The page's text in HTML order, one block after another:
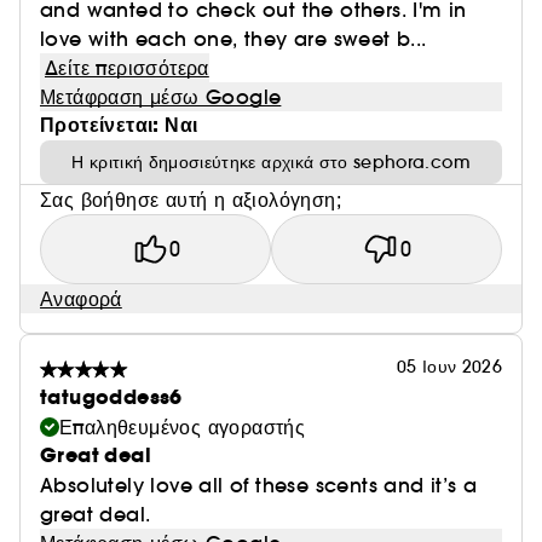
• Προφίλ: λαμπερό, χαρούμενο, ηλιόλουστο
• Οσφρητική οικογένεια: λουλουδάτο
• Τύπος αρώματος: λουλουδάτο φρουτώδες
• Βασικές νότες: αφρώδες λίτσι, μαύρο
φραγκοστάφυλο, ζαχαρωμένη βιολέτα
ΣΧΕΤΙΚΑ ΜΕ ΤΟ ΜΠΟΥΚΑΛΙ:
Τα αρώματα Eden της KAYALI διατίθενται σε
λακαρισμένα μπουκάλια που αντικατοπτρίζουν τον
ζωντανό και γενναιόδωρο χαρακτήρα του αρώματος
που περιέχουν. Τα μπουκάλια σε σχήμα διαμαντιού και
τα πολυτελή καπάκια τους, διακοσμημένα με
πολύτιμους λίθους και εμπνευσμένα από τη Μέση
Ανατολή, ξεχωρίζουν αμέσως. Οι αριθμοί που είναι
χαραγμένοι σε κάθε μπουκάλι δείχνουν τον αριθμό των
συνθέσεων που χρειάστηκαν για να επιτευχθεί η τέλεια
σύνθεση.
ΤΟ ΣΕΤ ΠΕΡΙΕΧΕΙ:
and wanted to check out the others. I'm in
love with each one, they are sweet b...
Δείτε περισσότερα
Μετάφραση μέσω Google
Προτείνεται: Ναι
Η κριτική δημοσιεύτηκε αρχικά στο sephora.com
Σας βοήθησε αυτή η αξιολόγηση;
0 0
Αναφορά
05 Ιουν 2026
tatugoddess6
Επαληθευμένος αγοραστής
Great deal
Absolutely love all of these scents and it’s a
great deal.